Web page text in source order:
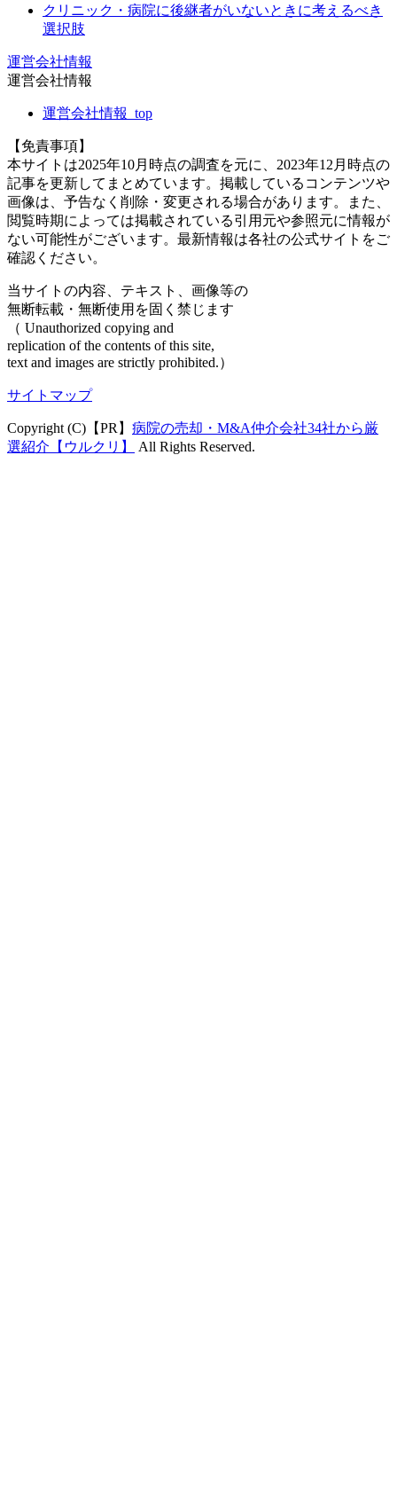
クリニック・病院に後継者がいないときに考えるべき
選択肢
運営会社情報
運営会社情報
運営会社情報_top
【免責事項】
本サイトは2025年10月時点の調査を元に、2023年12月時点の
記事を更新してまとめています。掲載しているコンテンツや
画像は、予告なく削除・変更される場合があります。また、
閲覧時期によっては掲載されている引用元や参照元に情報が
ない可能性がございます。最新情報は各社の公式サイトをご
確認ください。
当サイトの内容、テキスト、画像等の
無断転載・無断使用を固く禁じます
（ Unauthorized copying and
replication of the contents of this site,
text and images are strictly prohibited.）
サイトマップ
Copyright (C)【PR】 病院の売却・M&A仲介会社34社から厳
選紹介【ウルクリ】
All Rights Reserved.